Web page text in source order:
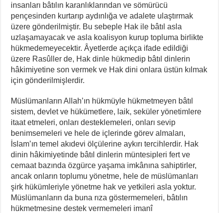
insanları bâtılın karanlıklarından ve sömürücü
pençesinden kurtarıp aydınlığa ve adalete ulaştırmak
üzere gönderilmiştir. Bu sebeple Hak ile bâtıl asla
uzlaşamayacak ve asla koalisyon kurup topluma birlikte
hükmedemeyecektir. Âyetlerde açıkça ifade edildiği
üzere Rasûller de, Hak dinle hükmedip bâtıl dinlerin
hâkimiyetine son vermek ve Hak dini onlara üstün kılmak
için gönderilmişlerdir.
Müslümanların Allah’ın hükmüyle hükmetmeyen bâtıl
sistem, devlet ve hükümetlere, laik, seküler yönetimlere
itaat etmeleri, onları desteklemeleri, onları sevip
benimsemeleri ve hele de içlerinde görev almaları,
İslam’ın temel akıdevi ölçülerine aykırı tercihlerdir. Hak
dinin hâkimiyetinde bâtıl dinlerin müntesipleri fert ve
cemaat bazında özgürce yaşama imkânına sahiptirler,
ancak onların toplumu yönetme, hele de müslümanları
şirk hükümleriyle yönetme hak ve yetkileri asla yoktur.
Müslümanların da buna rıza göstermemeleri, bâtılın
hükmetmesine destek vermemeleri imanî